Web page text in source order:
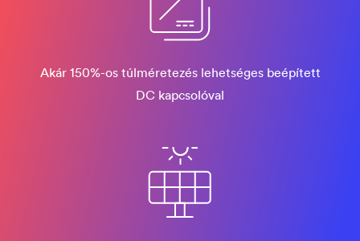
Akár 150%-os túlméretezés lehetséges beépített
DC kapcsolóval